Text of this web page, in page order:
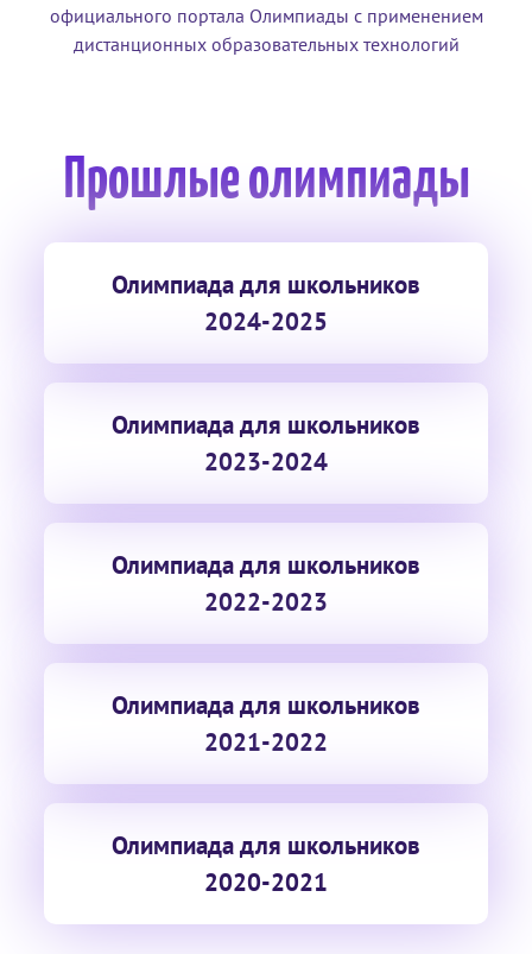
официального портала Олимпиады с применением
дистанционных образовательных технологий
Прошлые олимпиады
Олимпиада для школьников
2024-2025
Олимпиада для школьников
2023-2024
Олимпиада для школьников
2022-2023
Олимпиада для школьников
2021-2022
Олимпиада для школьников
2020-2021